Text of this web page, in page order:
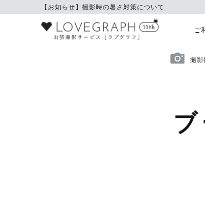
【お知らせ】撮影時の暑さ対策について
ご
撮影